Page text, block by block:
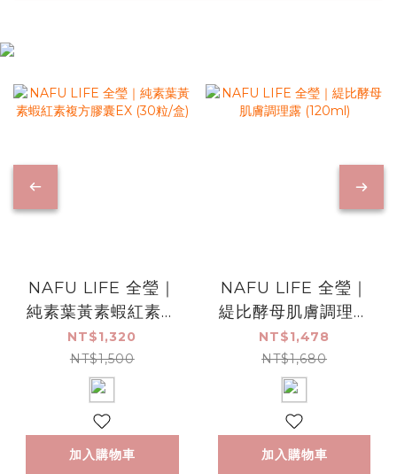
NAFU LIFE 全瑩｜
純素葉黃素蝦紅素複
方膠囊EX (30粒/盒)
NT$1,320
NT$1,500
加入購物車
NAFU LIFE 全瑩｜
緹比酵母肌膚調理露
(120ml)
NT$1,478
NT$1,680
加入購物車